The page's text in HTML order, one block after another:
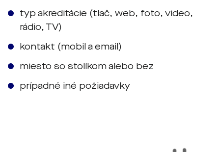
typ akreditácie (tlač, web, foto, video,
rádio, TV)
kontakt (mobil a email)
miesto so stolíkom alebo bez
prípadné iné požiadavky